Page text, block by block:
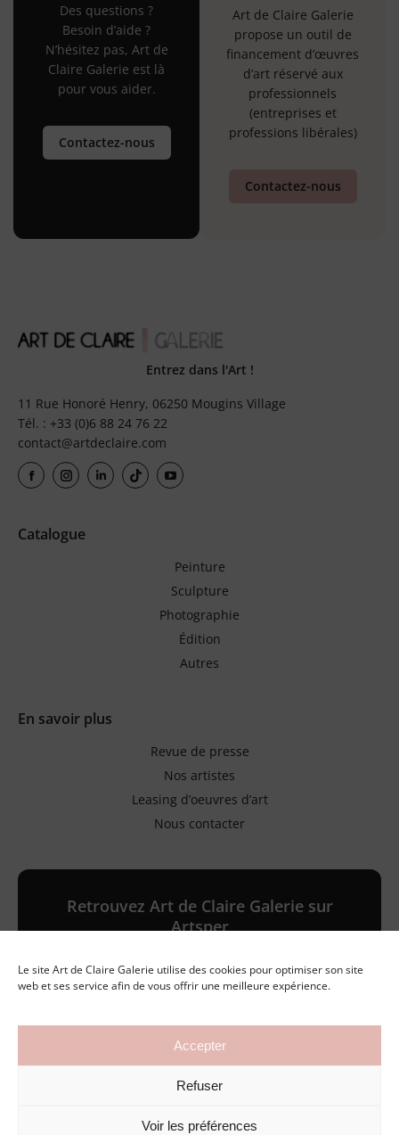
Le site Art de Claire Galerie utilise des cookies pour optimiser son site
web et ses service afin de vous offrir une meilleure expérience.
Accepter
Refuser
Voir les préférences
Des questions ?
Besoin d’aide ?
N’hésitez pas, Art de
Claire Galerie est là
pour vous aider.
Contactez-nous
Art de Claire Galerie
propose un outil de
financement d’œuvres
d’art réservé aux
professionnels
(entreprises et
professions libérales)
Contactez-nous
Entrez dans l'Art !
11 Rue Honoré Henry, 06250 Mougins Village
Tél. : +33 (0)6 88 24 76 22
contact@artdeclaire.com
Catalogue
Peinture
Sculpture
Photographie
Édition
Autres
En savoir plus
Revue de presse
Nos artistes
Leasing d’oeuvres d’art
Nous contacter
Retrouvez Art de Claire Galerie sur
Artsper
Galerie en ligne
©2026 Art de Claire Galerie
Politique de confidentialité